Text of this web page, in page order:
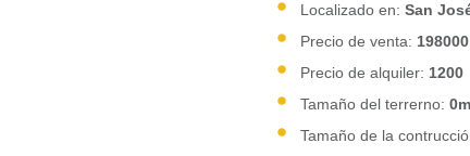
Localizado en:San
Precio de venta: 198000
Precio de alquiler: 1200
Tamaño del terrerno:
Tamaño de la